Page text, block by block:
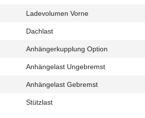
Ladevolumen Vorne
Dachlast
Anhängerkupplung Option
Anhängelast Ungebremst
Anhängelast Gebremst
Stützlast